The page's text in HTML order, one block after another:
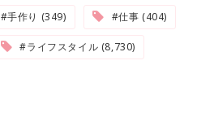
#手作り (349) #仕事 (404)
#ライフスタイル (8,730)